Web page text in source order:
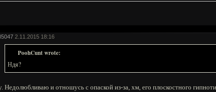
2.11.2015 18:16
PoohCunt wrote:
Ндя?
Недолюбливаю и отношусь с опаской из-за, хм, его плоскостного